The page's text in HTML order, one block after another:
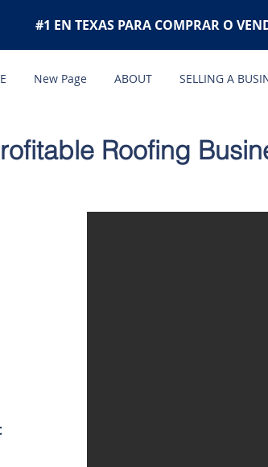
New Page ABOUT SELLING A
#1 EN TEXAS PARA COMPRAR O
Roofing